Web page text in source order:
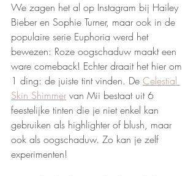
We zagen het al op Instagram bij Hailey
Bieber en Sophie Turner, maar ook in de
populaire serie Euphoria werd het
bewezen: Roze oogschaduw maakt een
ware comeback! Echter draait het hier om
1 ding: de juiste tint vinden. De Celestial
Skin Shimmer van Mii bestaat uit 6
feestelijke tinten die je niet enkel kan
gebruiken als highlighter of blush, maar
ook als oogschaduw. Zo kan je zelf
experimenten!